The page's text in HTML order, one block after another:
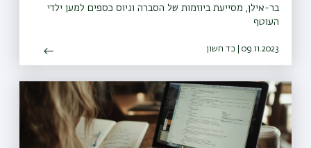
בר-אילן, מסייעת ביוזמות של הסברה וגיוס כספים למען ילדי
העוטף
09.11.2023 | כד חשון